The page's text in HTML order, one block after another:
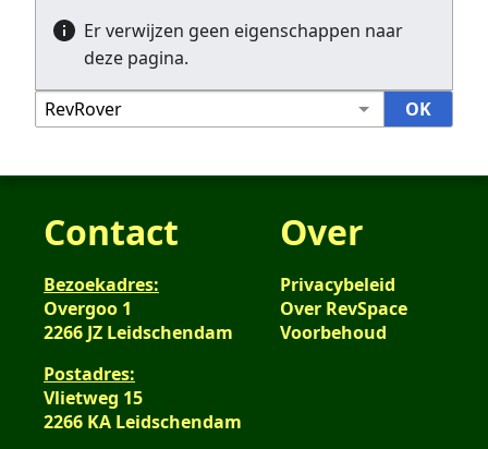
Er verwijzen geen eigenschappen naar
deze pagina.
Contact
Bezoekadres:
Overgoo 1
2266 JZ Leidschendam
Postadres:
Vlietweg 15
2266 KA Leidschendam
Over
Privacybeleid
Over RevSpace
Voorbehoud